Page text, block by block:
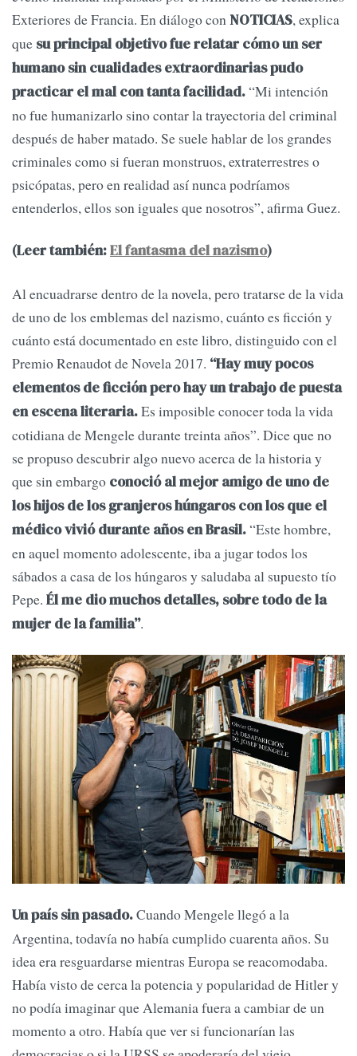
Exteriores de Francia. En diálogo conNOTICIAS, explica
que su principal objetivo fue relatar cómo un ser
humano sin cualidades extraordinarias pudo
practicar el mal con tanta facilidad.“Mi intención
no fue humanizarlo sino contar la trayectoria del criminal
después de haber matado. Se suele hablar de los grandes
criminales como si fueran monstruos, extraterrestres o
psicópatas, pero en realidad así nunca podríamos
entenderlos, ellos son iguales que nosotros”, afirma Guez.
(Leer también:El fantasma del nazismo)
Al encuadrarse dentro de la novela, pero tratarse de la vida
de uno de los emblemas del nazismo, cuánto es ficción y
cuánto está documentado en este libro, distinguido con el
Premio Renaudot de Novela 2017. “Hay muy pocos
elementos de ficción pero hay un trabajo de puesta
en escena literaria.Es imposible conocer toda la vida
cotidiana de Mengele durante treinta años”. Dice que no
se propuso descubrir algo nuevo acerca de la historia y
que sin embargo conoció al mejor amigo de uno de
los hijos de los granjeros húngaros con los que el
médico vivió durante años en Brasil.“Este hombre,
en aquel momento adolescente, iba a jugar todos los
sábados a casa de los húngaros y saludaba al supuesto tío
Pepe. Él me dio muchos detalles, sobre todo de la
mujer de la familia”.
Un país sin pasado.Cuando Mengele llegó a la
Argentina, todavía no había cumplido cuarenta años. Su
idea era resguardarse mientras Europa se reacomodaba.
Había visto de cerca la potencia y popularidad de Hitler y
no podía imaginar que Alemania fuera a cambiar de un
momento a otro. Había que ver si funcionarían las